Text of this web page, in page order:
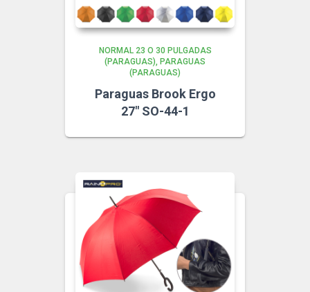
NORMAL 23 O 30 PULGADAS
(PARAGUAS)
PARAGUAS
(PARAGUAS)
Paraguas Brook Ergo
27″ SO-44-1